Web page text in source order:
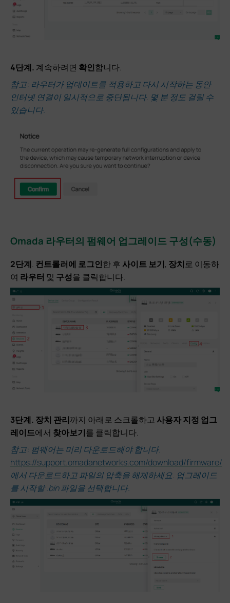
4단계. 계속하려면 확인합니다.
참고: 라우터가 업데이트를 적용하고 다시 시작하는 동안
인터넷 연결이 일시적으로 중단됩니다. 몇 분 정도 걸릴 수
있습니다.
Omada 라우터의 펌웨어 업그레이드 구성(수동)
2단계. 컨트롤러에 로그인한 후 사이트 보기, 장치로 이동하
여 라우터 및 구성을 클릭합니다.
3단계. 장치 관리까지 아래로 스크롤하고 사용자 지정 업그
레이드에서 찾아보기를 클릭합니다.
참고: 펌웨어는 미리 다운로드해야 합니다.
https://support.omadanetworks.com/download/firmware/
에서 다운로드하고 파일의 압축을 해제하세요. 업그레이드
를 시작할 .bin 파일을 선택합니다.